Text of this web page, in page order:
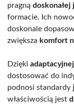
pragną doskonałej
formacie. Ich
doskonale
zwiększa komfort
Dzięki
dostosować do
podnosi standardy
właściwością jest